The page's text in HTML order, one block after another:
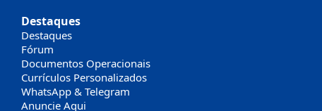
Destaques
Destaques
Fórum
Documentos Operacionais
Currículos Personalizados
WhatsApp & Telegram
Anuncie Aqui